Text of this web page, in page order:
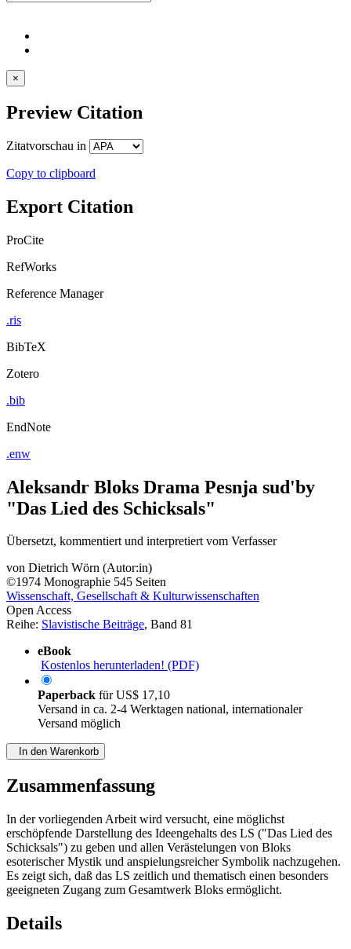
×
Preview Citation
Zitatvorschau in
Copy to clipboard
Export Citation
ProCite
RefWorks
Reference Manager
.ris
BibTeX
Zotero
.bib
EndNote
.enw
Aleksandr Bloks Drama Pesnja sud'by
"Das Lied des Schicksals"
Übersetzt, kommentiert und interpretiert vom Verfasser
von Dietrich Wörn (Autor:in)
©1974 Monographie 545 Seiten
Wissenschaft, Gesellschaft & Kulturwissenschaften
Open Access
Reihe: Slavistische Beiträge, Band 81
eBook
Kostenlos herunterladen! (PDF)
Paperback fürUS$ 17,10
Versand in ca. 2-4 Werktagen national, internationaler
Versand möglich
In den Warenkorb
Zusammenfassung
In der vorliegenden Arbeit wird versucht, eine möglichst
erschöpfende Darstellung des Ideengehalts des LS ("Das Lied des
Schicksals") zu geben und allen Verästelungen von Bloks
esoterischer Mystik und anspielungsreicher Symbolik nachzugehen.
Es zeigt sich, daß das LS zeitlich und thematisch einen besonders
geeigneten Zugang zum Gesamtwerk Bloks ermöglicht.
Details